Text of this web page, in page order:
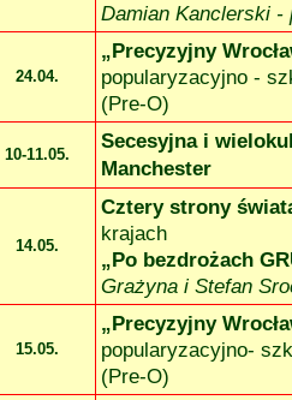
Damian Kanclerski -
24.04.
„Precyzyjny
popularyzacyjno -
(Pre-O)
10-11.05.
Secesyjna i
Manchester
14.05.
Cztery strony
krajach
„Po bezdrożach
Grażyna i Stefan
15.05.
„Precyzyjny
popularyzacyjno-
(Pre-O)